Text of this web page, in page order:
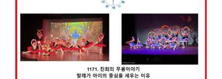
으
로
준
비
하
는